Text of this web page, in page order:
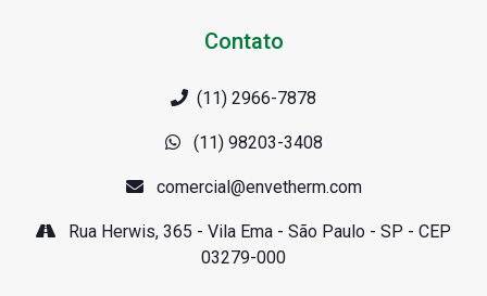
Contato
(11) 2966-7878
(11) 98203-3408
comercial@envetherm.com
Rua Herwis, 365 - Vila Ema - São Paulo - SP - CEP
03279-000